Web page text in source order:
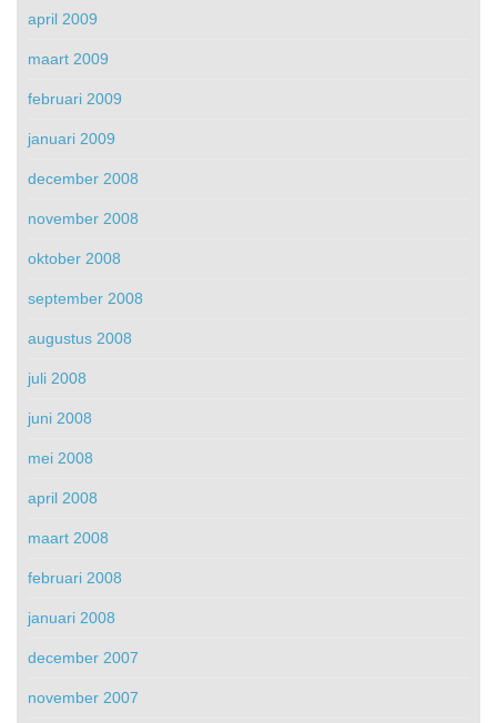
april 2009
maart 2009
februari 2009
januari 2009
december 2008
november 2008
oktober 2008
september 2008
augustus 2008
juli 2008
juni 2008
mei 2008
april 2008
maart 2008
februari 2008
januari 2008
december 2007
november 2007